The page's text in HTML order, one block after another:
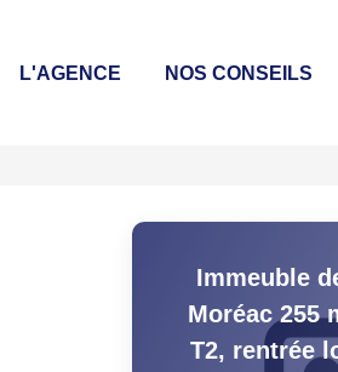
L'AGENCE NOS CONSEILS
Immeuble
Moréac 255
T2, rentrée